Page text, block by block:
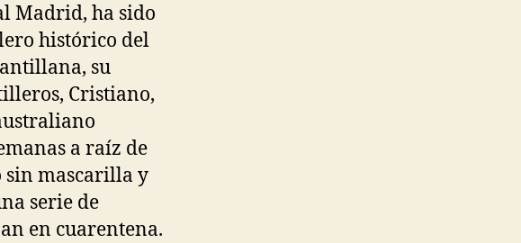
Madrid, ha sido
histórico del
su
Cristiano,
a raíz de
sin mascarilla y
serie de
en cuarentena.